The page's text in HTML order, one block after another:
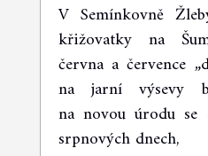
V Semínkovně
křižovatky na
června a července
na jarní výsevy
na novou úrodu se
srpnových dnech,